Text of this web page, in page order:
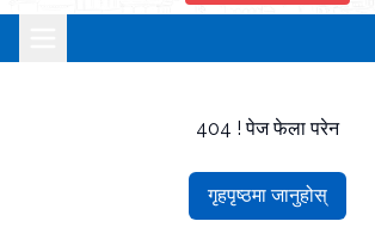
404 ! पेज फेला परेन
गृहपृष्ठमा जानुहोस्